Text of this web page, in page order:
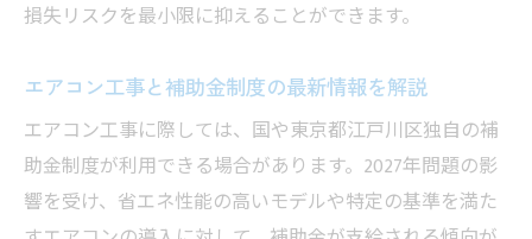
損失リスクを最小限に抑えることができます。
エアコン工事と補助金制度の最新情報を解説
エアコン工事に際しては、国や東京都江戸川区独自の補
助金制度が利用できる場合があります。2027年問題の影
響を受け、省エネ性能の高いモデルや特定の基準を満た